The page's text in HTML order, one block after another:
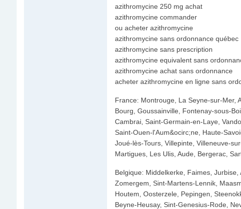
azithromycine 250 mg achat
azithromycine commander
ou acheter azithromycine
azithromycine sans ordonnance québec
azithromycine sans prescription
azithromycine equivalent sans
azithromycine achat sans ordonnance
acheter azithromycine en ligne sans
France: Montrouge, La Seyne-sur-Mer,
Bourg, Goussainville, Fontenay-sous-
Cambrai, Saint-Germain-en-Laye,
Saint-Ouen-l'Aum&ocirc;ne, Haute-
Joué-lès-Tours, Villepinte, Villeneuve-
Martigues, Les Ulis, Aude, Bergerac,
Belgique: Middelkerke, Faimes,
Zomergem, Sint-Martens-Lennik,
Houtem, Oosterzele, Pepingen,
Beyne-Heusay, Sint-Genesius-Rode,